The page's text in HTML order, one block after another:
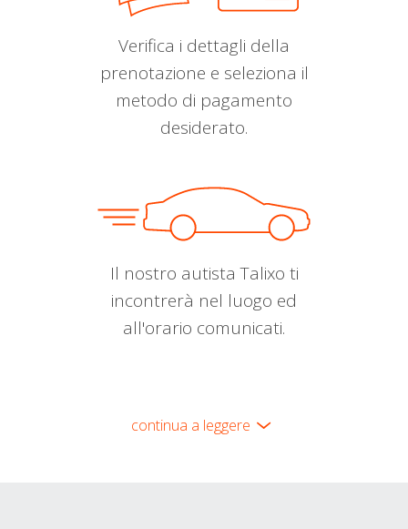
Verifica i dettagli della
prenotazione e seleziona il
metodo di pagamento
desiderato.
Il nostro autista Talixo ti
incontrerà nel luogo ed
all'orario comunicati.
continua a leggere